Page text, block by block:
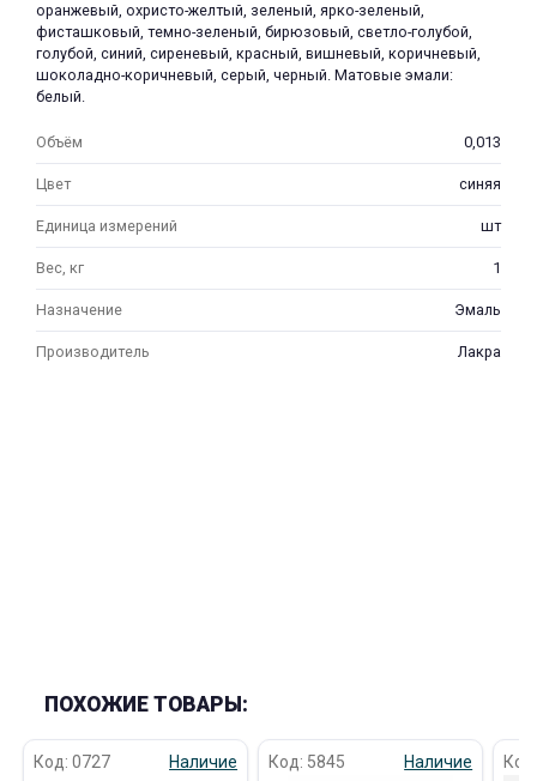
оранжевый, охристо-желтый, зеленый, ярко-зеленый,
фисташковый, темно-зеленый, бирюзовый, светло-голубой,
голубой, синий, сиреневый, красный, вишневый, коричневый,
шоколадно-коричневый, серый, черный. Матовые эмали:
белый.
Объём 0,013
Цвет синяя
Единица измерений шт
Вес, кг 1
Назначение Эмаль
Производитель Лакра
ПОХОЖИЕ ТОВАРЫ:
Код: 0727 Наличие Код: 5845 Наличие